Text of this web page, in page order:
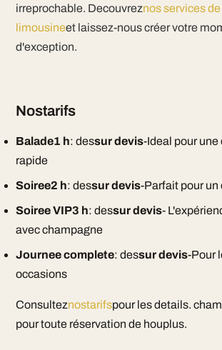
irreprochable. Decouvreznos services
limousineet laissez-nous créer votre
d'exception.
Nostarifs
Balade1 h: dessur devis-Ideal pour une
rapide
Soiree2 h: dessur devis-Parfait pour un
Soiree VIP3 h: dessur devis-
avec champagne
Journee complete: dessur devis-Pour
occasions
Consulteznostarifspour les details.
pour toute réservation de houplus.